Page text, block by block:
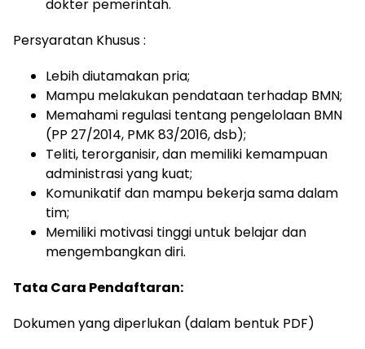
dokter pemerintah.
Persyaratan Khusus :
Lebih diutamakan pria;
Mampu melakukan pendataan terhadap BMN;
Memahami regulasi tentang pengelolaan BMN
(PP 27/2014, PMK 83/2016, dsb);
Teliti, terorganisir, dan memiliki kemampuan
administrasi yang kuat;
Komunikatif dan mampu bekerja sama dalam
tim;
Memiliki motivasi tinggi untuk belajar dan
mengembangkan diri.
Tata Cara Pendaftaran:
Dokumen yang diperlukan (dalam bentuk PDF)